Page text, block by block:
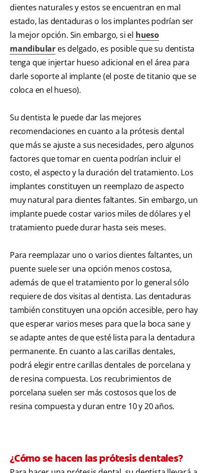
dientes naturales y estos se encuentran en mal
estado, las dentaduras o los implantes podrían ser
la mejor opción. Sin embargo, si el hueso
mandibular es delgado, es posible que su dentista
tenga que injertar hueso adicional en el área para
darle soporte al implante (el poste de titanio que se
coloca en el hueso).
Su dentista le puede dar las mejores
recomendaciones en cuanto a la prótesis dental
que más se ajuste a sus necesidades, pero algunos
factores que tomar en cuenta podrían incluir el
costo, el aspecto y la duración del tratamiento. Los
implantes constituyen un reemplazo de aspecto
muy natural para dientes faltantes. Sin embargo, un
implante puede costar varios miles de dólares y el
tratamiento puede durar hasta seis meses.
Para reemplazar uno o varios dientes faltantes, un
puente suele ser una opción menos costosa,
además de que el tratamiento por lo general sólo
requiere de dos visitas al dentista. Las dentaduras
también constituyen una opción accesible, pero hay
que esperar varios meses para que la boca sane y
se adapte antes de que esté lista para la dentadura
permanente. En cuanto a las carillas dentales,
podrá elegir entre carillas dentales de porcelana y
de resina compuesta. Los recubrimientos de
porcelana suelen ser más costosos que los de
resina compuesta y duran entre 10 y 20 años.
¿Cómo se hacen las prótesis dentales?